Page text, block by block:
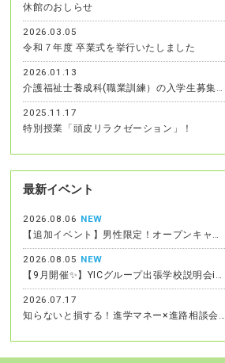
休館のおしらせ
2026.03.05
令和７年度 卒業式を挙行いたしました
2026.01.13
介護福祉士養成科(職業訓練）の入学生募集…
2025.11.17
特別授業「頭皮リラクゼーション」！
最新イベント
2026.08.06 NEW
【追加イベント】男性限定！オープンキャ…
2026.08.05 NEW
【9月開催✨】YICグループ出張学校説明会i…
2026.07.17
知らないと損する！進学マネー×進路相談会…